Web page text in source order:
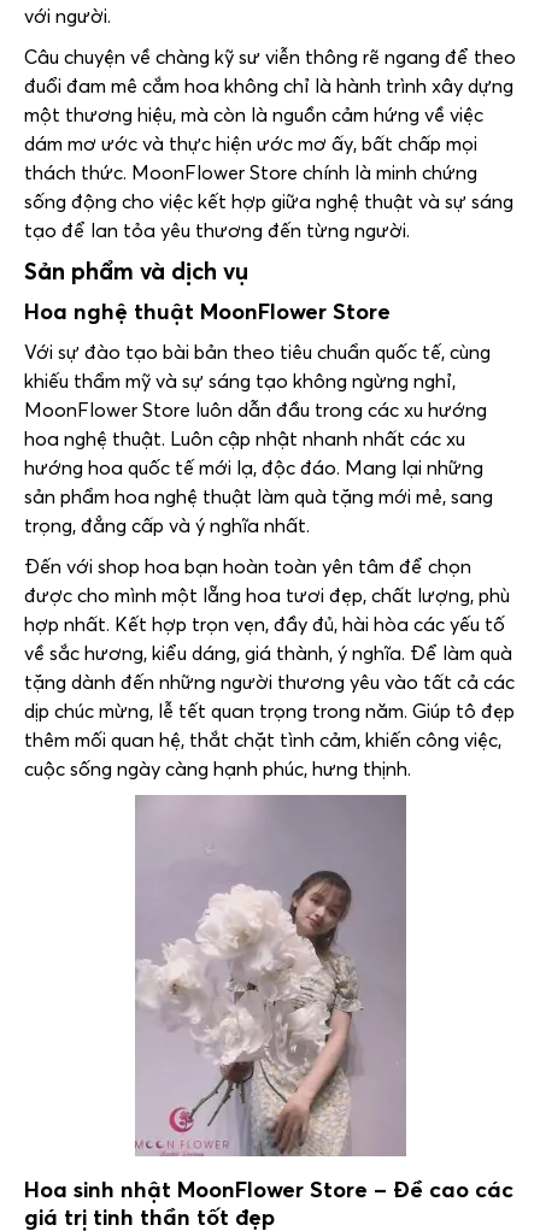
với người.
Câu chuyện về chàng kỹ sư viễn thông rẽ ngang để theo
đuổi đam mê cắm hoa không chỉ là hành trình xây dựng
một thương hiệu, mà còn là nguồn cảm hứng về việc
dám mơ ước và thực hiện ước mơ ấy, bất chấp mọi
thách thức. MoonFlower Store chính là minh chứng
sống động cho việc kết hợp giữa nghệ thuật và sự sáng
tạo để lan tỏa yêu thương đến từng người.
Sản phẩm và dịch vụ
Hoa nghệ thuật MoonFlower Store
Với sự đào tạo bài bản theo tiêu chuẩn quốc tế, cùng
khiếu thẩm mỹ và sự sáng tạo không ngừng nghỉ,
MoonFlower Store luôn dẫn đầu trong các xu hướng
hoa nghệ thuật. Luôn cập nhật nhanh nhất các xu
hướng hoa quốc tế mới lạ, độc đáo. Mang lại những
sản phẩm hoa nghệ thuật làm quà tặng mới mẻ, sang
trọng, đẳng cấp và ý nghĩa nhất.
Đến với shop hoa bạn hoàn toàn yên tâm để chọn
được cho mình một lẵng hoa tươi đẹp, chất lượng, phù
hợp nhất. Kết hợp trọn vẹn, đầy đủ, hài hòa các yếu tố
về sắc hương, kiểu dáng, giá thành, ý nghĩa. Để làm quà
tặng dành đến những người thương yêu vào tất cả các
dịp chúc mừng, lễ tết quan trọng trong năm. Giúp tô đẹp
thêm mối quan hệ, thắt chặt tình cảm, khiến công việc,
cuộc sống ngày càng hạnh phúc, hưng thịnh.
Hoa sinh nhật MoonFlower Store – Đề cao các
giá trị tinh thần tốt đẹp